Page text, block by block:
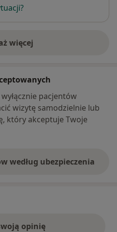
więcej
o adresie
pacjentów
wizytę samodzielnie lub
który akceptuje Twoje
według ubezpieczenia
opinię